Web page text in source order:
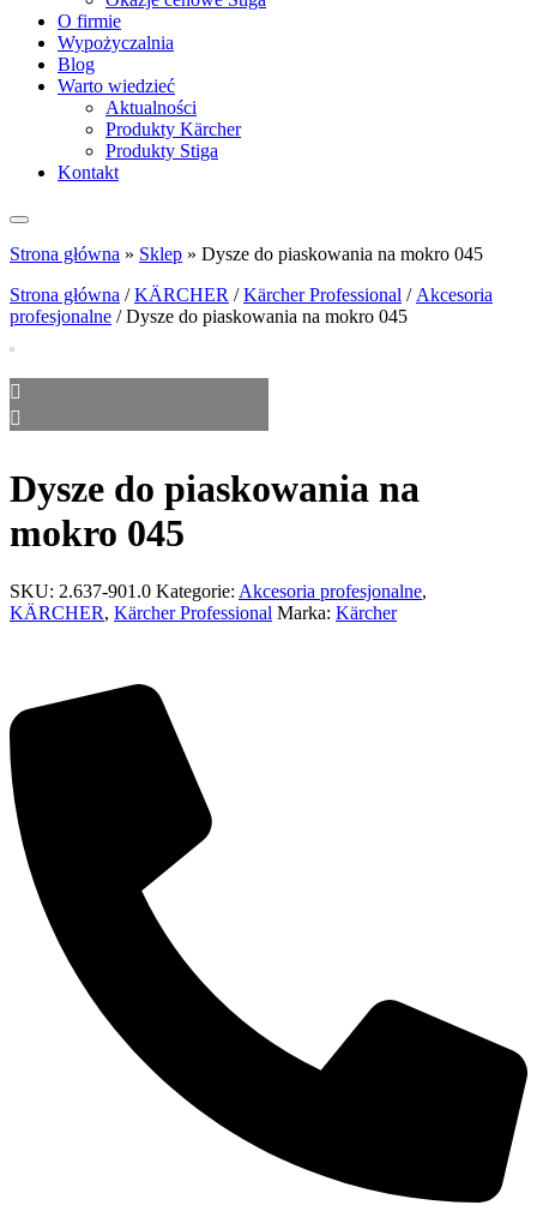
O firmie
Wypożyczalnia
Blog
Warto wiedzieć
Aktualności
Produkty Kärcher
Produkty Stiga
Kontakt
Strona główna » Sklep » Dysze do piaskowania na mokro 045
Strona główna /KÄRCHER /Kärcher Professional / Akcesoria
profesjonalne / Dysze do piaskowania na mokro 045
Dysze do piaskowania na
mokro 045
SKU: 2.637-901.0 Kategorie: Akcesoria profesjonalne,
KÄRCHER, Kärcher Professional Marka: Kärcher